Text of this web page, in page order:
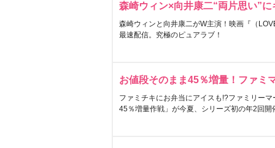
森崎ウィン×向井康二“両片思い”
森崎ウィンと向井康二がW主演！映画『（
最速配信。究極のピュアラブ！
お値段そのまま45％増量！ファミ
ファミチキにお弁当にアイスも!?ファミリー
45％増量作戦」が今夏、シリーズ初の年2回開